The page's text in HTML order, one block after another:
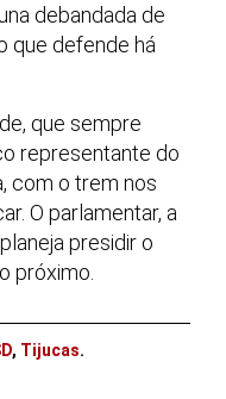
debandada de
que defende há
que sempre
representante do
com o trem nos
O parlamentar, a
presidir o
próximo.
, Tijucas.